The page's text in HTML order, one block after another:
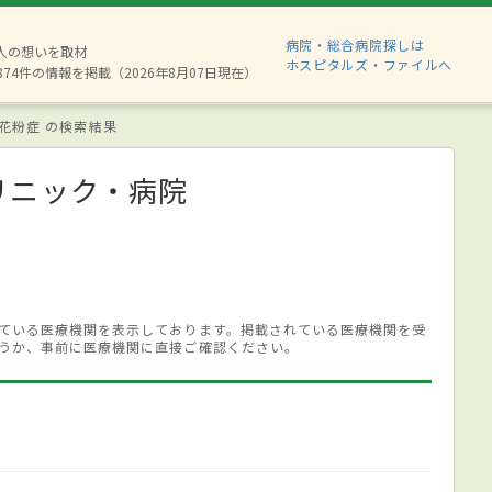
の想いを取材
件の情報を掲載（2026年8月07日現在）
病院・総合病院探しは
ホスピタルズ・ファイルへ
粉症 の検索結果
ニック・病院
る医療機関を表示しております。掲載されている医療機関を受
、事前に医療機関に直接ご確認ください。